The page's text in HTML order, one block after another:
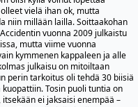
vielä ihan ok, mutta
niin millään lailla. Soittaakohan
vuonna 2009 julkaistu
mutta viime vuonna
kymmenen kappaleen ja alle
julkaisu on mitoiltaan
perin tarkoitus oli tehdä 30 biisiä
Tosin puoli tuntia on
ei jaksaisi enempää –